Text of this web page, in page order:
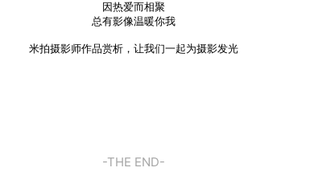
因热爱而相聚
总有影像温暖你我
米拍摄影师作品赏析，让我们一起为摄影发光
-THE END-